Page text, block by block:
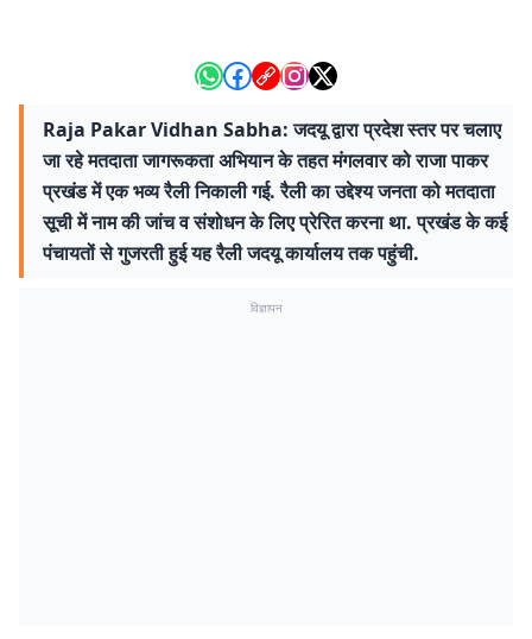
Raja Pakar Vidhan Sabha: जदयू द्वारा प्रदेश स्तर पर चलाए
जा रहे मतदाता जागरूकता अभियान के तहत मंगलवार को राजा पाकर
प्रखंड में एक भव्य रैली निकाली गई. रैली का उद्देश्य जनता को मतदाता
सूची में नाम की जांच व संशोधन के लिए प्रेरित करना था. प्रखंड के कई
पंचायतों से गुजरती हुई यह रैली जदयू कार्यालय तक पहुंची.
विज्ञापन